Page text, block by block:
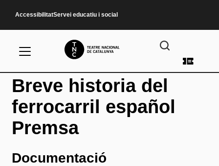
AccessibilitatServei educatiu i social
Menú
Breve historia del
ferrocarril español
Premsa
Documentació